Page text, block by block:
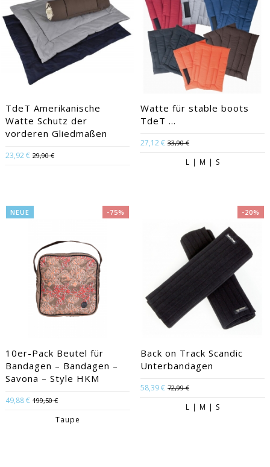
TdeT Amerikanische
Watte Schutz der
vorderen Gliedmaßen
23,92 € 29,90 €
Watte für stable boots
TdeT ...
27,12 € 33,90 €
L | M | S
NEUE -75%
10er-Pack Beutel für
Bandagen – Bandagen –
Savona – Style HKM
49,88 € 199,50 €
Taupe
-20%
Back on Track Scandic
Unterbandagen
58,39 € 72,99 €
L | M | S